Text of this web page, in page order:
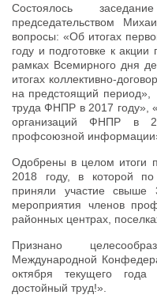
Состоялось
председательством
вопросы: «Об итогах
году и подготовке к
рамках Всемирного дня
итогах коллективно-
на предстоящий период»,
труда ФНПР в 2017 году»,
организаций ФНПР в
профсоюзной
Одобрены в целом итоги
2018 году, в которой
приняли участие
мероприятия членов
районных центрах,
Признано
Международной
октября текущего
достойный труд!».